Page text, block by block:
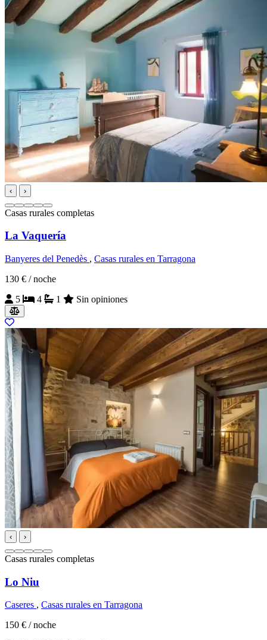
‹ ›
Casas rurales completas
La Vaquería
Banyeres del Penedès , Casas rurales en Tarragona
130 € / noche
5
4 1 Sin opiniones
‹ ›
Casas rurales completas
Lo Niu
Caseres , Casas rurales en Tarragona
150 € / noche